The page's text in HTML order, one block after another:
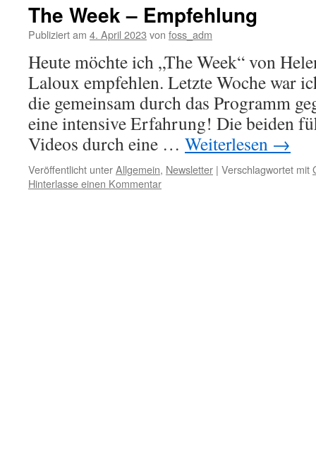
The Week – Empfehlung
Publiziert am 4. April 2023 von foss_adm
Heute möchte ich „The Week“ von
Laloux empfehlen. Letzte Woche war
die gemeinsam durch das Programm
eine intensive Erfahrung! Die beiden
Videos durch eine … Weiterlesen →
Veröffentlicht unterAllgemein, Newsletter | Verschlagwortet mit
Hinterlasse einen Kommentar